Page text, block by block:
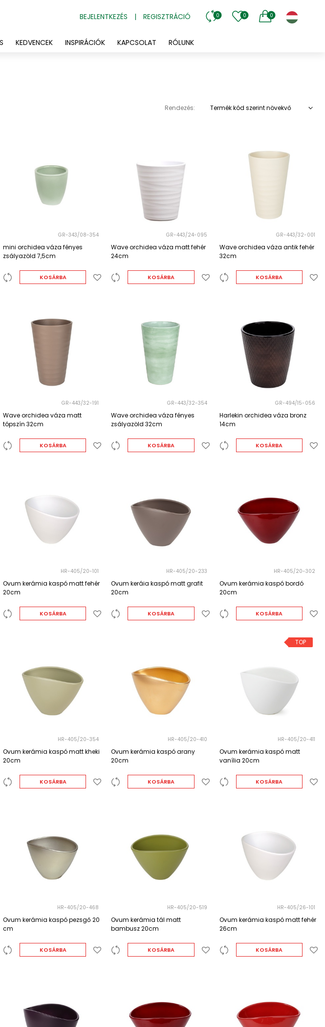
BEJELENTKEZÉS | REGISZTRÁCIÓ 0 0 0
KEDVENCEK INSPIRÁCIÓK KAPCSOLAT RÓLUNK
Rendezés: Termék kód szerint növekvő
GR-343/08-354
mini orchidea váza fényes
zsályazöld 7,5cm
KOSÁRBA
GR-443/24-095
Wave orchidea váza matt fehér
24cm
KOSÁRBA
GR-443/32-001
Wave orchidea váza antik fehér
32cm
KOSÁRBA
GR-443/32-191
Wave orchidea váza matt
tópszín 32cm
KOSÁRBA
GR-443/32-354
Wave orchidea váza fényes
zsályazöld 32cm
KOSÁRBA
GR-494/15-056
Harlekin orchidea váza bronz
14cm
KOSÁRBA
HR-405/20-101
Ovum kerámia kaspó matt fehér
20cm
KOSÁRBA
HR-405/20-233
Ovum keráia kaspó matt grafit
20cm
KOSÁRBA
HR-405/20-302
Ovum kerámia kaspó bordó
20cm
KOSÁRBA
HR-405/20-354
Ovum kerámia kaspó matt kheki
20cm
KOSÁRBA
HR-405/20-410
Ovum kerámia kaspó arany
20cm
KOSÁRBA
TOP
HR-405/20-411
Ovum kerámia kaspó matt
vanília 20cm
KOSÁRBA
HR-405/20-468
Ovum kerámia kaspó pezsgő 20
cm
KOSÁRBA
HR-405/20-519
Ovum kerámia tál matt
bambusz 20cm
KOSÁRBA
HR-405/26-101
Ovum kerámia kaspó matt fehér
26cm
KOSÁRBA